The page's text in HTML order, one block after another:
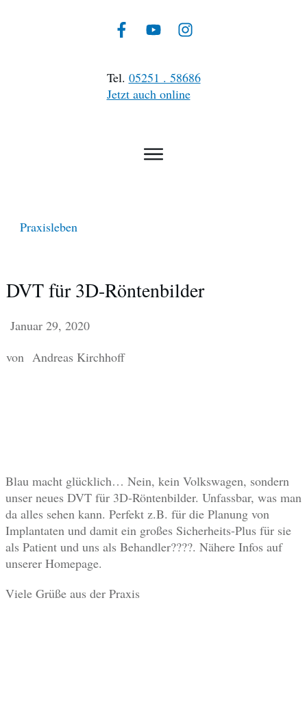
Tel. 05251 . 58686
Jetzt auch online
Praxisleben
DVT für 3D-Röntenbilder
Januar 29, 2020
von Andreas Kirchhoff
Blau macht glücklich… Nein, kein Volkswagen, sondern
unser neues DVT für 3D-Röntenbilder. Unfassbar, was man
da alles sehen kann. Perfekt z.B. für die Planung von
Implantaten und damit ein großes Sicherheits-Plus für sie
als Patient und uns als Behandler????. Nähere Infos auf
unserer Homepage.
Viele Grüße aus der Praxis